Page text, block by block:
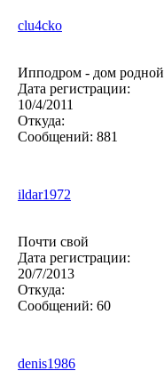
clu4cko
Ипподром - дом родной
Дата регистрации:
10/4/2011
Откуда:
Сообщений: 881
ildar1972
Почти свой
Дата регистрации:
20/7/2013
Откуда:
Сообщений: 60
denis1986